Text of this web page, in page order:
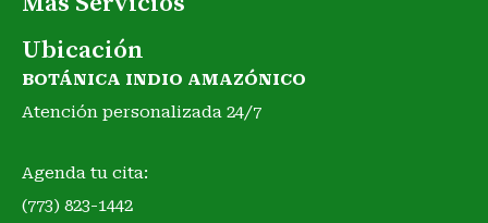
Ubicación
BOTÁNICA INDIO AMAZÓNICO
Atención personalizada 24/7
Agenda tu cita:
(773) 823-1442